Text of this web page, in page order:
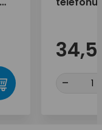
-